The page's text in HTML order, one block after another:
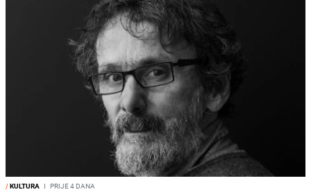
/KULTURA I PRIJE 4 DANA